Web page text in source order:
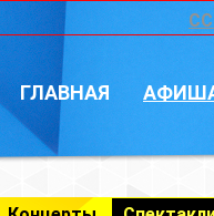
ГЛАВНАЯ